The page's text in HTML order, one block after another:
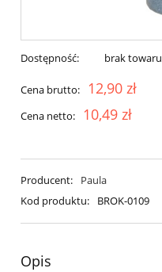
Dostępność: brak towaru
Cena brutto: 12,90 zł
Cena netto: 10,49 zł
Producent:
Paula
Kod produktu:
BROK-0109
Opis